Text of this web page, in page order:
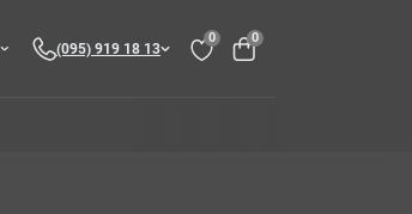
(095) 919 18 13
0 0